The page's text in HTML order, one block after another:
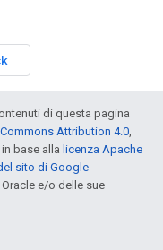
di questa pagina
Attribution 4.0,
base alla licenza Apache
sito di Google
e/o delle sue